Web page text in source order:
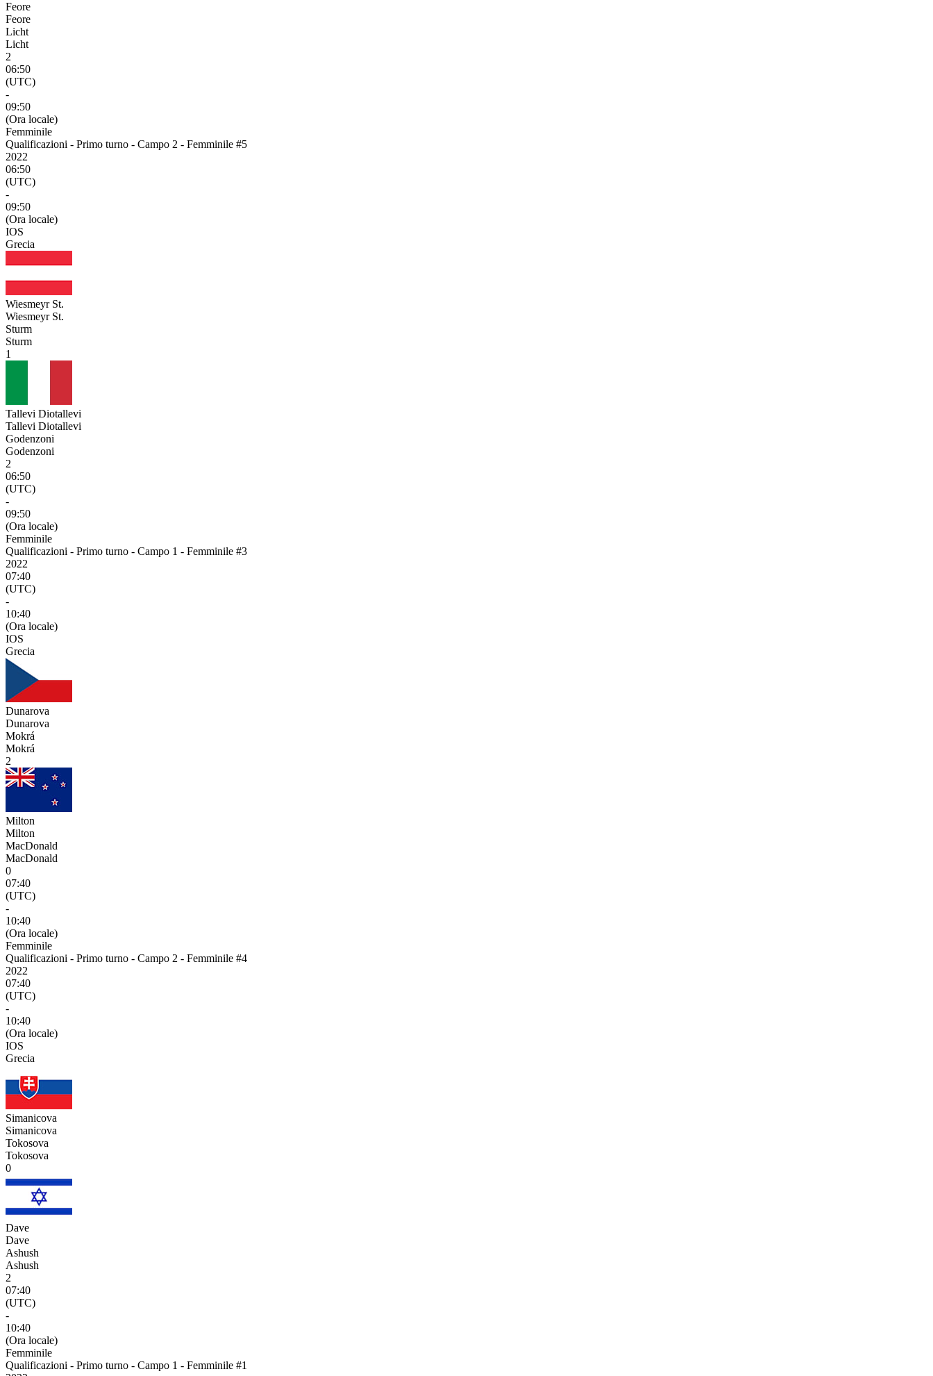
Feore
Feore
Licht
Licht
2
06:50
(UTC)
-
09:50
(Ora locale)
Femminile
Qualificazioni - Primo turno - Campo 2 - Femminile #5
2022
06:50
(UTC)
-
09:50
(Ora locale)
IOS
Grecia
Wiesmeyr St.
Wiesmeyr St.
Sturm
Sturm
1
Tallevi Diotallevi
Tallevi Diotallevi
Godenzoni
Godenzoni
2
06:50
(UTC)
-
09:50
(Ora locale)
Femminile
Qualificazioni - Primo turno - Campo 1 - Femminile #3
2022
07:40
(UTC)
-
10:40
(Ora locale)
IOS
Grecia
Dunarova
Dunarova
Mokrá
Mokrá
2
Milton
Milton
MacDonald
MacDonald
0
07:40
(UTC)
-
10:40
(Ora locale)
Femminile
Qualificazioni - Primo turno - Campo 2 - Femminile #4
2022
07:40
(UTC)
-
10:40
(Ora locale)
IOS
Grecia
Simanicova
Simanicova
Tokosova
Tokosova
0
Dave
Dave
Ashush
Ashush
2
07:40
(UTC)
-
10:40
(Ora locale)
Femminile
Qualificazioni - Primo turno - Campo 1 - Femminile #1